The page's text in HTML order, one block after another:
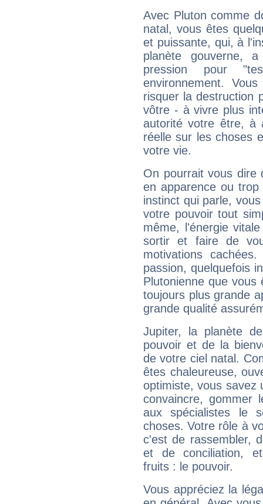
Avec Pluton comme
natal, vous êtes
et puissante, qui, à
planète gouverne,
pression pour
environnement.
risquer la destruction
vôtre - à vivre plus
autorité votre être, à
réelle sur les choses
votre vie.
On pourrait vous dire
en apparence ou
instinct qui parle,
votre pouvoir tout
même, l'énergie
sortir et faire de
motivations
passion, quelquefois
Plutonienne que
toujours plus grande
grande qualité
Jupiter, la planète
pouvoir et de la
de votre ciel natal.
êtes chaleureuse,
optimiste, vous savez
convaincre, gommer
aux spécialistes le
choses. Votre rôle à
c'est de rassembler,
et de conciliation,
fruits : le pouvoir.
Vous appréciez la